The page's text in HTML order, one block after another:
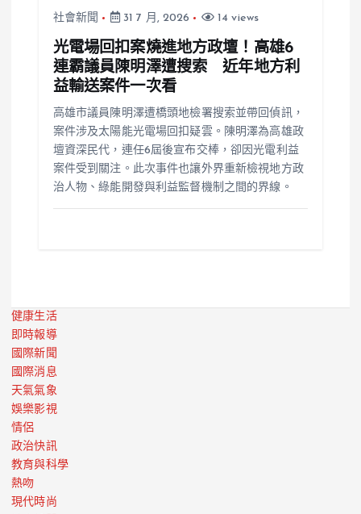
社會新聞 31 7 月, 2026 14 views
光電場回扣案燒進地方政壇！高雄6
連霸議員陳明澤遭搜索 近年地方利
益輸送案件一次看
高雄市議員陳明澤遭橋頭地檢署搜索並帶回偵訊，
案件涉及太陽能光電場回扣疑雲。陳明澤為高雄政
壇資深民代，連任6屆後宣布交棒，卻因光電利益
案件受到關注。此次事件也讓外界重新檢視地方政
治人物、綠能開發與利益監督機制之間的界線。
健康生活
即時報導
國際新聞
國際消息
天氣氣象
娛樂影視
情侶
政治快訊
教育與科學
熱吻
現代時尚